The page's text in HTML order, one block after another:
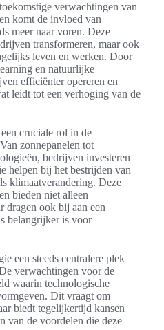
verwachtingen van
komt de invloed van
meer naar voren. Deze
transformeren, maar ook
leven en werken. Door
en natuurlijke
efficiënter opereren en
leidt tot een verhoging van de
cruciale rol in de
zonnepanelen tot
bedrijven investeren
helpen bij het bestrijden van
klimaatverandering. Deze
bieden niet alleen
dragen ook bij aan een
belangrijker is voor
een steeds centralere plek
verwachtingen voor de
waarin technologische
Dit vraagt om
biedt tegelijkertijd kansen
van de voordelen die deze